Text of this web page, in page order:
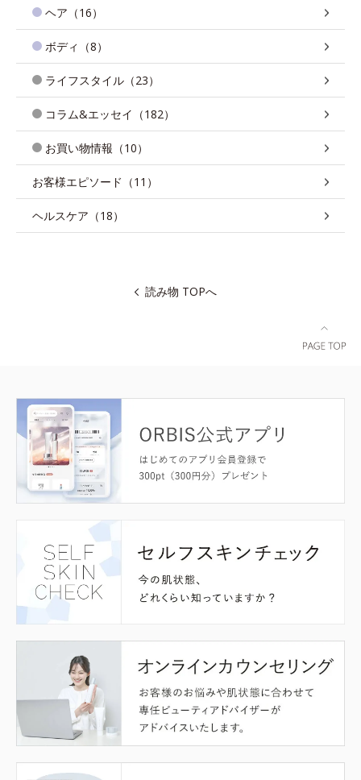
ヘア（16）
ボディ（8）
ライフスタイル（23）
コラム&エッセイ（182）
お買い物情報（10）
お客様エピソード（11）
ヘルスケア（18）
読み物 TOPへ